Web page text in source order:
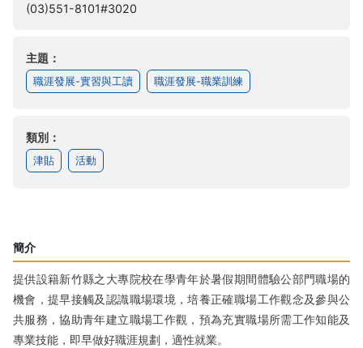
(03)551-8101#3020
主題：
職涯發展-實習與工讀 職涯發展-職業訓練
類別：
津貼 活動
簡介
提供設籍新竹縣之大專院校在學青年於暑假期間體驗公部門職場的
機會，提早接觸及認識職場環境，培養正確職場工作觀念及參與公
共服務，協助青年建立職場工作觀，預為充實職場所需工作知能及
專業技能，即早做好職涯規劃，適性就業。